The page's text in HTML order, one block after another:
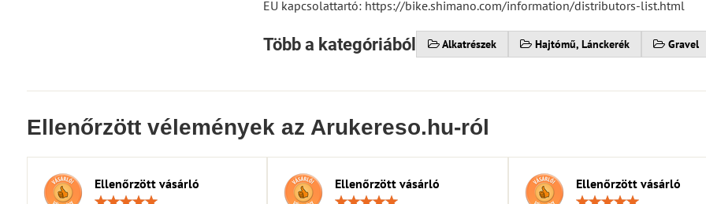
EU kapcsolattartó: https://bike.shimano.com/information/distributors-list.html
Több a kategóriából Alkatrészek Hajtómű, Lánckerék Gravel
Ellenőrzött vélemények az Arukereso.hu-ról
Ellenőrzött vásárló
Ellenőrzött vásárló
Ellenőrzött vásárló